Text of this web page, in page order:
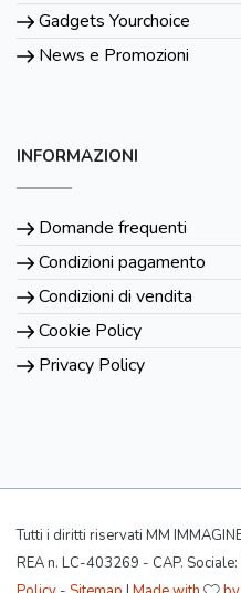
Gadgets Yourchoice
News e Promozioni
INFORMAZIONI
Domande frequenti
Condizioni pagamento
Condizioni di vendita
Cookie Policy
Privacy Policy
Tutti i diritti riservati MM
REA n. LC-403269 - CAP.